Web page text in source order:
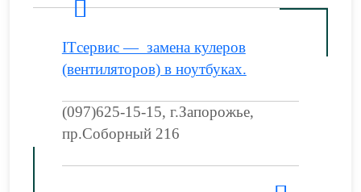
ITсервис — замена кулеров
(вентиляторов) в ноутбуках.
(097)625-15-15, г.Запорожье,
пр.Соборный 216